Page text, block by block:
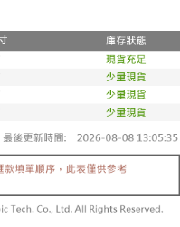
。
以下簡稱本公司）所提供，讓
，並由商店將買賣／分期付款
帳單繳交帳款。
關係目的，商店將以您的個人
確認、核對及更正。
oppay.tw/userRule
。
中的連結，可透過四大超商／
為交易完成。
但若您需要取消訂單，請聯絡
視為有效，需透過AFTEE先享
結帳頁面顯示為準，若有關於
support/home
先享後付」服務完成之交
並將交易相關給付款項請求債
費